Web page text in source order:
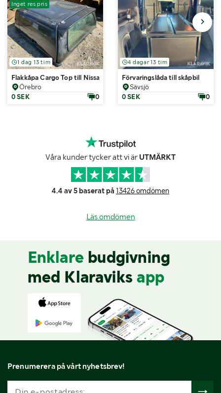
Inget res.pris
1 dag 13 tim
Flakkåpa Cargo Top till Nissan Navara D40 (2005-2015).
Örebro
0 SEK
0
4 dagar 13 tim
Förvaringslåda till skåpbil
Sävsjö
0 SEK
0
Våra kunder tycker att vi är UTMÄRKT
4.4 av 5 baserat på 13426 omdömen
Läs omdömen
Enklare budgivning
med Klaraviks app
Prenumerera på vårt nyhetsbrev!